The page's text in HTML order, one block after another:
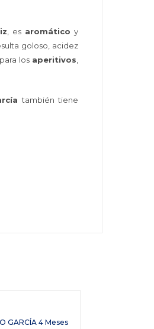
, es aromático y
goloso, acidez
los aperitivos,
también tiene
GARCÍA 4 Meses